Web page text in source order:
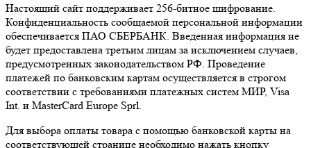
Настоящий сайт поддерживает 256-битное шифрование.
Конфиденциальность сообщаемой персональной информации
обеспечивается ПАО СБЕРБАНК. Введенная информация не
будет предоставлена третьим лицам за исключением случаев,
предусмотренных законодательством РФ. Проведение
платежей по банковским картам осуществляется в строгом
соответствии с требованиями платежных систем МИР, Visa
Int. и MasterCard Europe Sprl.
Для выбора оплаты товара с помощью банковской карты на
соответствующей странице необходимо нажать кнопку